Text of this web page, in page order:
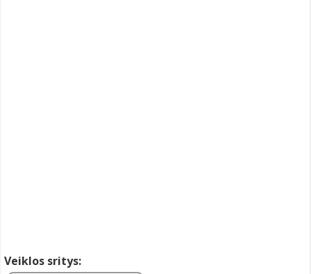
Veiklos sritys: